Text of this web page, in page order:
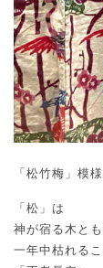
「松竹梅」模
「松」は
神が宿る木とも
一年中枯れる